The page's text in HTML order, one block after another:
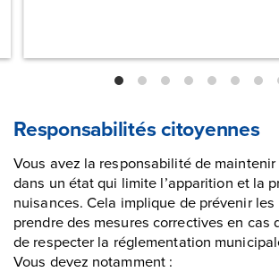
Responsabilités citoyennes
Vous avez la responsabilité de
dans un état qui limite l’apparition et la
nuisances. Cela implique de prévenir
prendre des mesures correctives en cas
de respecter la réglementation
Vous devez notamment :